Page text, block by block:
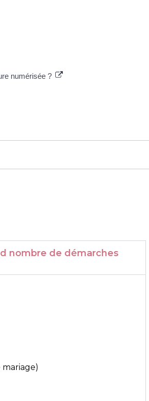
numérisée ?
nombre de démarches
mariage)